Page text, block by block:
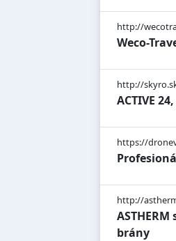
http://
Weco-
http://
ACTIVE
https://
http://
brány